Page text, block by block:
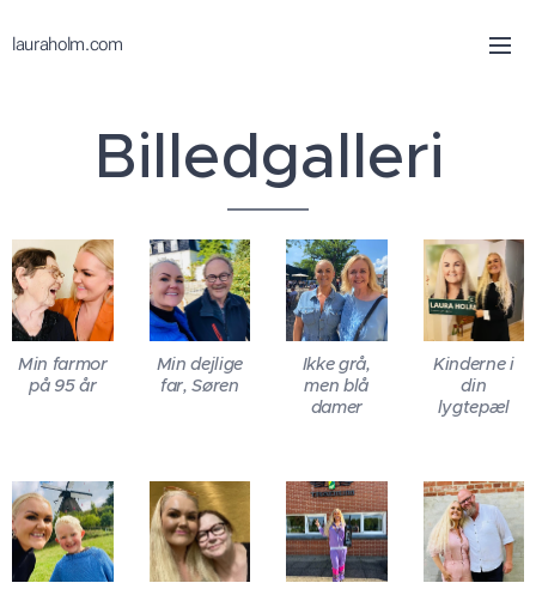
lauraholm.com
Billedgalleri
Min farmor
på 95 år
Min dejlige
far, Søren
Ikke grå,
men blå
damer
Kinderne i
din
lygtepæl